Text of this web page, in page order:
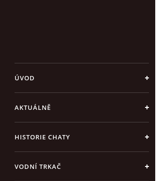
ÚVOD
AKTUÁLNĚ
HISTORIE CHATY
VODNÍ TRKAČ